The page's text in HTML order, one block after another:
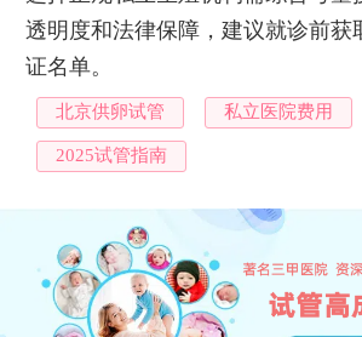
透明度和法律保障，建议就诊前获
证名单。
北京供卵试管 私立医院费用
2025试管指南